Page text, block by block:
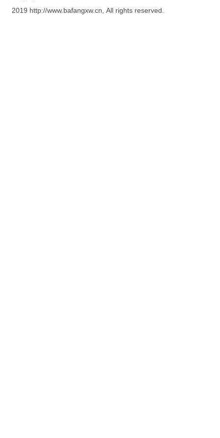
2019 http://www.bafangxw.cn, All rights reserved.